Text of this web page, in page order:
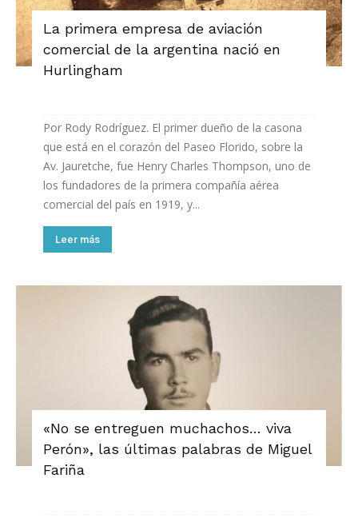
La primera empresa de aviación
comercial de la argentina nació en
Hurlingham
Por Rody Rodríguez. El primer dueño de la casona
que está en el corazón del Paseo Florido, sobre la
Av. Jauretche, fue Henry Charles Thompson, uno de
los fundadores de la primera compañía aérea
comercial del país en 1919, y...
Leer más
«No se entreguen muchachos… viva
Perón», las últimas palabras de Miguel
Fariña